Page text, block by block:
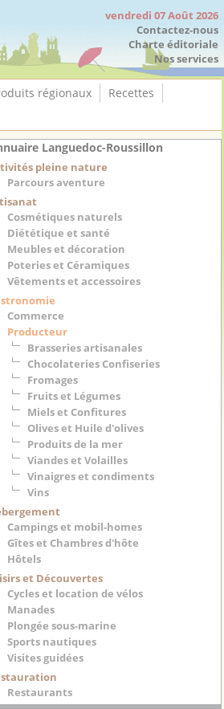
vendredi 07 Août 2026
Contactez-nous
Charte éditoriale
Nos services
régionaux
Recettes
Languedoc-Roussillon
pleine nature
Parcours aventure
Cosmétiques naturels
Diététique et santé
Meubles et décoration
Poteries et Céramiques
Vêtements et accessoires
Commerce
Producteur
Brasseries artisanales
Chocolateries Confiseries
Fromages
Fruits et Légumes
Miels et Confitures
Olives et Huile d'olives
Produits de la mer
Viandes et Volailles
Vinaigres et condiments
Vins
Campings et mobil-homes
Gîtes et Chambres d'hôte
Hôtels
et Découvertes
Cycles et location de vélos
Manades
Plongée sous-marine
Sports nautiques
Visites guidées
Restaurants